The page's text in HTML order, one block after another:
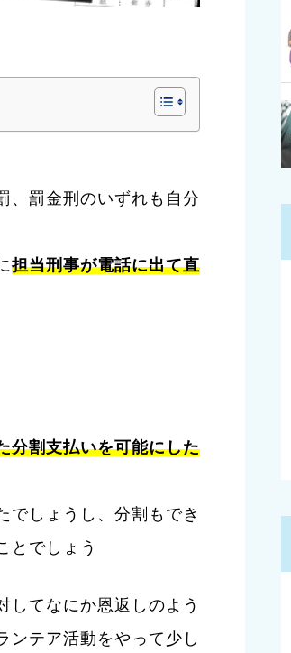
、罰金刑のいずれも自分
担当刑事が電話に出て直
分割支払いを可能にした
でしょうし、分割もでき
とでしょう
してなにか恩返しのよう
ンテア活動をやって少し